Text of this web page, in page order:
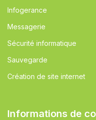
Infogerance
Messagerie
Sécurité informatique
Sauvegarde
Création de site internet
Informations de